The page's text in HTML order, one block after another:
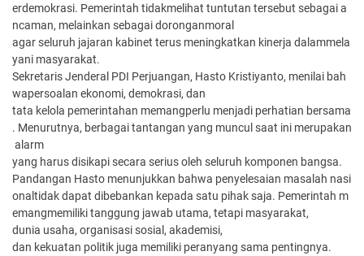
erdemokrasi. Pemerintah tidakmelihat tuntutan tersebut sebagai a
ncaman, melainkan sebagai doronganmoral
agar seluruh jajaran kabinet terus meningkatkan kinerja dalammela
yani masyarakat.
Sekretaris Jenderal PDI Perjuangan, Hasto Kristiyanto, menilai bah
wapersoalan ekonomi, demokrasi, dan
tata kelola pemerintahan memangperlu menjadi perhatian bersama
. Menurutnya, berbagai tantangan yang muncul saat ini merupakan
alarm
yang harus disikapi secara serius oleh seluruh komponen bangsa.
Pandangan Hasto menunjukkan bahwa penyelesaian masalah nasi
onaltidak dapat dibebankan kepada satu pihak saja. Pemerintah m
emangmemiliki tanggung jawab utama, tetapi masyarakat,
dunia usaha, organisasi sosial, akademisi,
dan kekuatan politik juga memiliki peranyang sama pentingnya.